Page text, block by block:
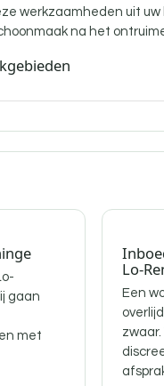
werkzaamheden uit
na het
gaan
met
Lo-
Een